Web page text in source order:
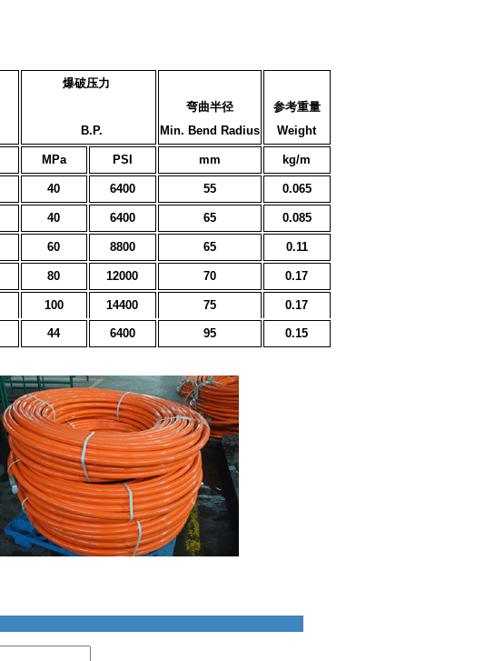
爆破压力
B.P.
弯曲半径
Min. Bend Radius
参考重量
Weight
MPa PSI mm kg/m
40 6400 55 0.065
40 6400 65 0.085
60 8800 65 0.11
80 12000 70 0.17
100 14400 75 0.17
44 6400 95 0.15